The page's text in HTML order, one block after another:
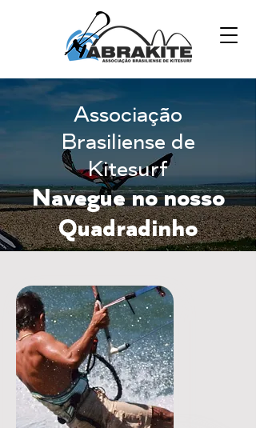
Associação
Brasiliense de
Kitesurf
Navegue no nosso
Quadradinho